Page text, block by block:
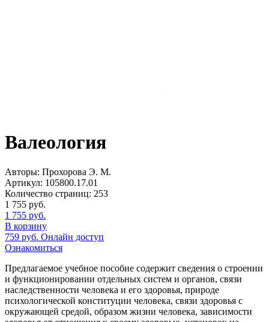
Валеология
Авторы: Прохорова Э. М.
Артикул: 105800.17.01
Количество страниц: 253
1 755 руб.
1 755 руб.
В корзину
759 руб. Онлайн доступ
Ознакомиться
Предлагаемое учебное пособие содержит сведения о строении
и функционировании отдельных систем и органов, связи
наследственности человека и его здоровья, природе
психологической конституции человека, связи здоровья с
окружающей средой, образом жизни человека, зависимости